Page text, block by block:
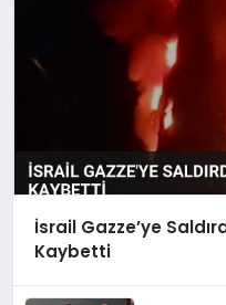
İsrail Gazze’ye
Kaybetti